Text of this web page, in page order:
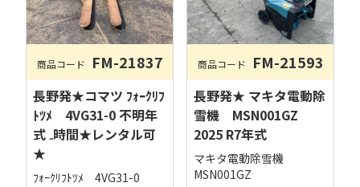
商品コード FM-21837
長野発★コマツ ﾌｫｰｸﾘﾌ
ﾄﾂﾒ 4VG31-0 不明年
式 ₋時間★レンタル可
★
ﾌｫｰｸﾘﾌﾄﾂﾒ 4VG31-0
商品コード FM-21593
長野発★ マキタ電動除
雪機 MSN001GZ
2025 R7年式
マキタ電動除雪機
MSN001GZ